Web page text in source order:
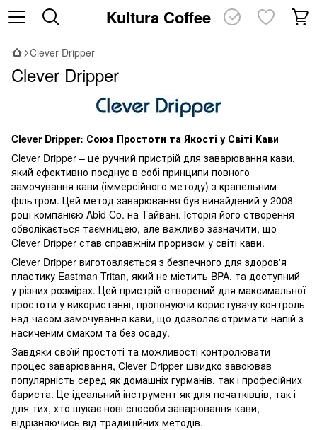
Kultura Coffee
Clever Dripper
Clever Dripper
Clever Dripper: Союз Простоти та Якості у Світі Кави
Clever Dripper – це ручний пристрій для заварювання кави,
який ефективно поєднує в собі принципи повного
замочування кави (іммерсійного методу) з крапельним
фільтром. Цей метод заварювання був винайдений у 2008
році компанією Abid Co. на Тайвані. Історія його створення
обволікається таємницею, але важливо зазначити, що
Clever Dripper став справжнім проривом у світі кави.
Clever Dripper виготовляється з безпечного для здоров'я
пластику Eastman Tritan, який не містить BPA, та доступний
у різних розмірах. Цей пристрій створений для максимальної
простоти у використанні, пропонуючи користувачу контроль
над часом замочування кави, що дозволяє отримати напій з
насиченим смаком та без осаду.
Завдяки своїй простоті та можливості контролювати
процес заварювання, Clever Dripper швидко завоював
популярність серед як домашніх гурманів, так і професійних
бариста. Це ідеальний інструмент як для початківців, так і
для тих, хто шукає нові способи заварювання кави,
відрізняючись від традиційних методів.